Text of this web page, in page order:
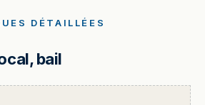
DÉTAILLÉES
bail